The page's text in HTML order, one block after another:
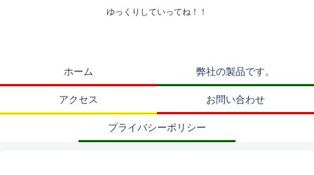
ゆっくりしていってね！！
ホーム 弊社の製品です。
アクセス お問い合わせ
プライバシーポリシー